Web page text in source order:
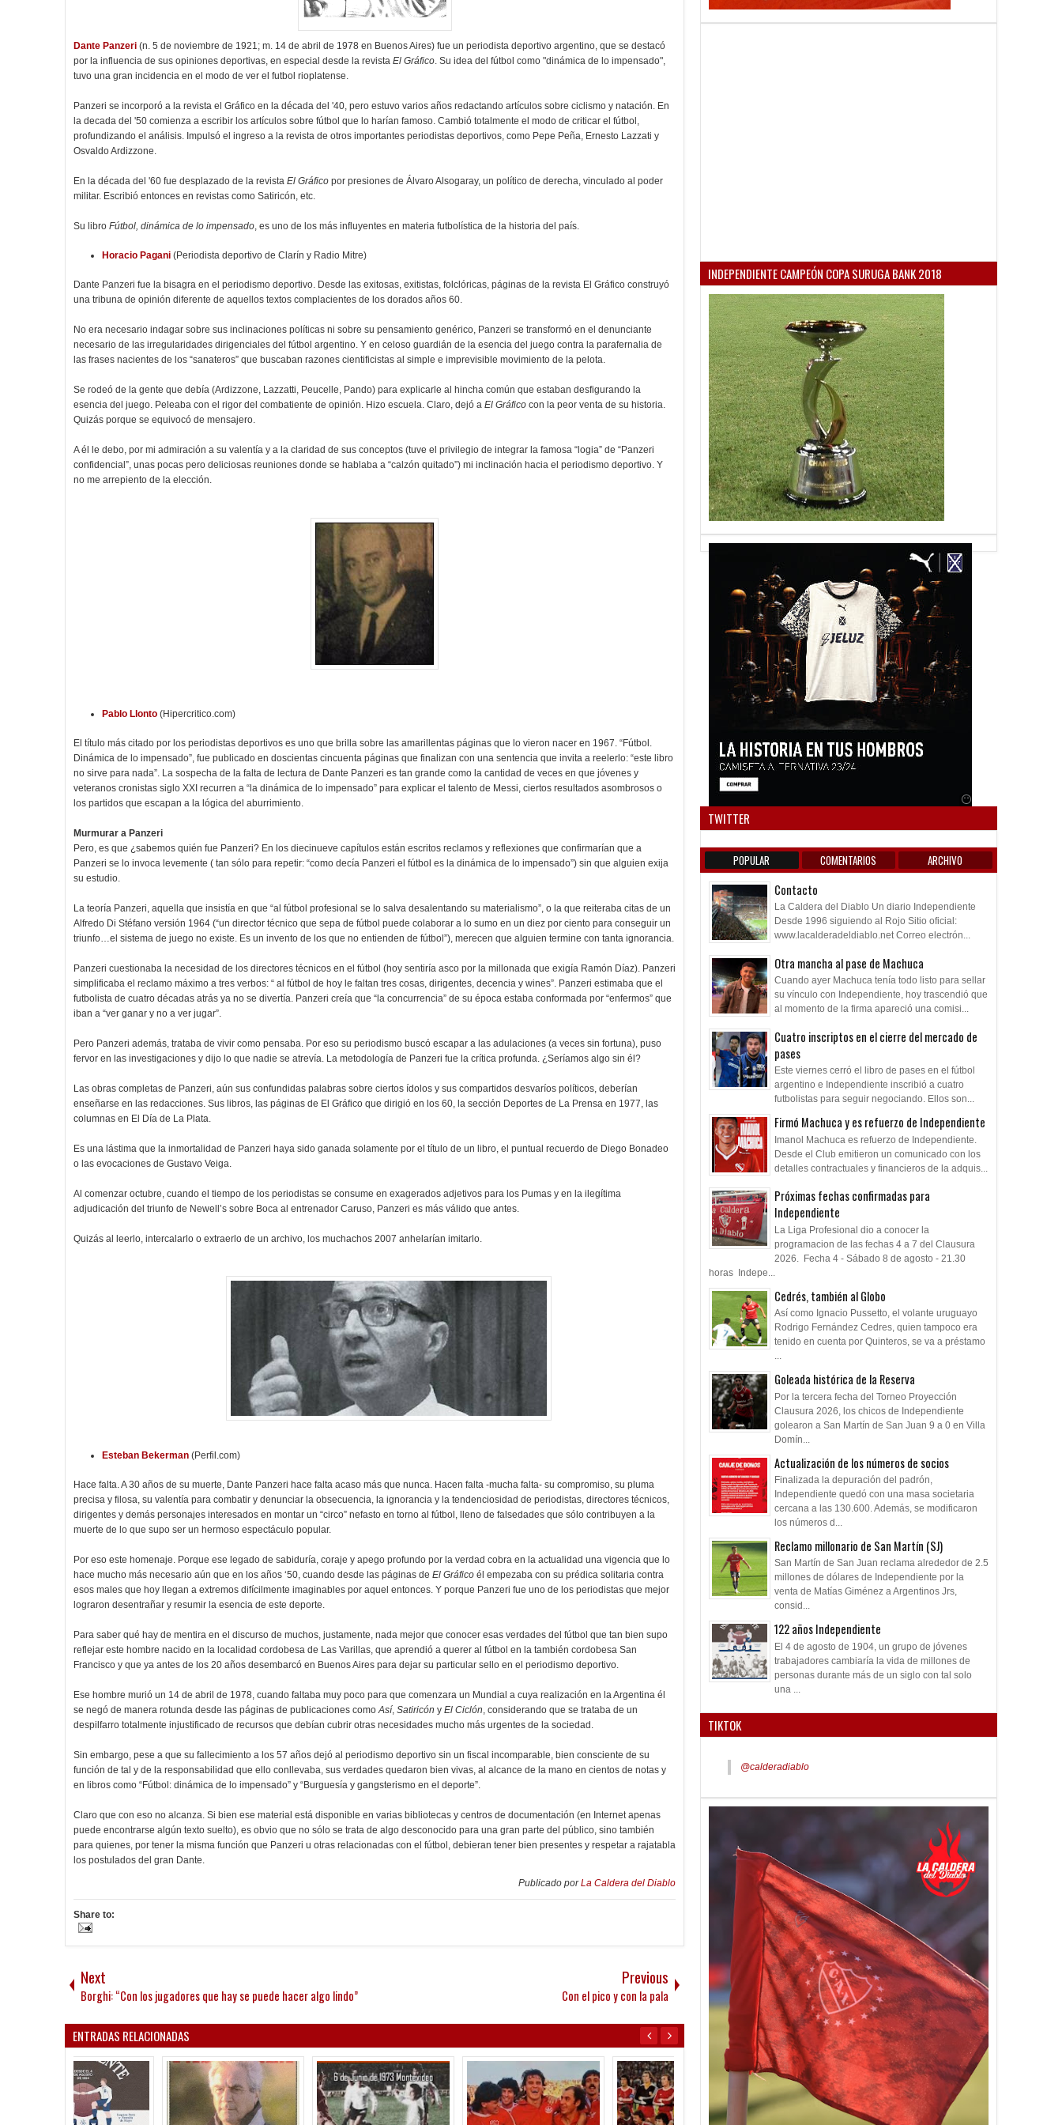
Dante Panzeri (n. 5 de noviembre de 1921; m. 14 de abril de 1978 en Buenos Aires) fue un periodista deportivo argentino, que se destacó
por la influencia de sus opiniones deportivas, en especial desde la revista El Gráfico. Su idea del fútbol como "dinámica de lo impensado",
tuvo una gran incidencia en el modo de ver el futbol rioplatense.
Panzeri se incorporó a la revista el Gráfico en la década del '40, pero estuvo varios años redactando artículos sobre ciclismo y natación. En
la decada del '50 comienza a escribir los artículos sobre fútbol que lo harían famoso. Cambió totalmente el modo de criticar el fútbol,
profundizando el análisis. Impulsó el ingreso a la revista de otros importantes periodistas deportivos, como Pepe Peña, Ernesto Lazzati y
Osvaldo Ardizzone.
En la década del '60 fue desplazado de la revista El Gráfico por presiones de Álvaro Alsogaray, un político de derecha, vinculado al poder
militar. Escribió entonces en revistas como Satiricón, etc.
Su libro Fútbol, dinámica de lo impensado, es uno de los más influyentes en materia futbolística de la historia del país.
Horacio Pagani (Periodista deportivo de Clarín y Radio Mitre)
Dante Panzeri fue la bisagra en el periodismo deportivo. Desde las exitosas, exitistas, folclóricas, páginas de la revista El Gráfico construyó
una tribuna de opinión diferente de aquellos textos complacientes de los dorados años 60.
No era necesario indagar sobre sus inclinaciones políticas ni sobre su pensamiento genérico, Panzeri se transformó en el denunciante
necesario de las irregularidades dirigenciales del fútbol argentino. Y en celoso guardián de la esencia del juego contra la parafernalia de
las frases nacientes de los “sanateros” que buscaban razones cientificistas al simple e imprevisible movimiento de la pelota.
Se rodeó de la gente que debía (Ardizzone, Lazzatti, Peucelle, Pando) para explicarle al hincha común que estaban desfigurando la
esencia del juego. Peleaba con el rigor del combatiente de opinión. Hizo escuela. Claro, dejó a El Gráfico con la peor venta de su historia.
Quizás porque se equivocó de mensajero.
A él le debo, por mi admiración a su valentía y a la claridad de sus conceptos (tuve el privilegio de integrar la famosa “logia” de “Panzeri
confidencial”, unas pocas pero deliciosas reuniones donde se hablaba a “calzón quitado”) mi inclinación hacia el periodismo deportivo. Y
no me arrepiento de la elección.
Pablo Llonto (Hipercritico.com)
El título más citado por los periodistas deportivos es uno que brilla sobre las amarillentas páginas que lo vieron nacer en 1967. “Fútbol.
Dinámica de lo impensado”, fue publicado en doscientas cincuenta páginas que finalizan con una sentencia que invita a reelerlo: “este libro
no sirve para nada”. La sospecha de la falta de lectura de Dante Panzeri es tan grande como la cantidad de veces en que jóvenes y
veteranos cronistas siglo XXI recurren a “la dinámica de lo impensado” para explicar el talento de Messi, ciertos resultados asombrosos o
los partidos que escapan a la lógica del aburrimiento.
Murmurar a Panzeri
Pero, es que ¿sabemos quién fue Panzeri? En los diecinueve capítulos están escritos reclamos y reflexiones que confirmarían que a
Panzeri se lo invoca levemente ( tan sólo para repetir: “como decía Panzeri el fútbol es la dinámica de lo impensado”) sin que alguien exija
su estudio.
La teoría Panzeri, aquella que insistía en que “al fútbol profesional se lo salva desalentando su materialismo”, o la que reiteraba citas de un
Alfredo Di Stéfano versión 1964 (“un director técnico que sepa de fútbol puede colaborar a lo sumo en un diez por ciento para conseguir un
triunfo…el sistema de juego no existe. Es un invento de los que no entienden de fútbol”), merecen que alguien termine con tanta ignorancia.
Panzeri cuestionaba la necesidad de los directores técnicos en el fútbol (hoy sentiría asco por la millonada que exigía Ramón Díaz). Panzeri
simplificaba el reclamo máximo a tres verbos: “ al fútbol de hoy le faltan tres cosas, dirigentes, decencia y wines”. Panzeri estimaba que el
futbolista de cuatro décadas atrás ya no se divertía. Panzeri creía que “la concurrencia” de su época estaba conformada por “enfermos” que
iban a “ver ganar y no a ver jugar”.
Pero Panzeri además, trataba de vivir como pensaba. Por eso su periodismo buscó escapar a las adulaciones (a veces sin fortuna), puso
fervor en las investigaciones y dijo lo que nadie se atrevía. La metodología de Panzeri fue la crítica profunda. ¿Seríamos algo sin él?
Las obras completas de Panzeri, aún sus confundidas palabras sobre ciertos ídolos y sus compartidos desvaríos políticos, deberían
enseñarse en las redacciones. Sus libros, las páginas de El Gráfico que dirigió en los 60, la sección Deportes de La Prensa en 1977, las
columnas en El Día de La Plata.
Es una lástima que la inmortalidad de Panzeri haya sido ganada solamente por el título de un libro, el puntual recuerdo de Diego Bonadeo
o las evocaciones de Gustavo Veiga.
Al comenzar octubre, cuando el tiempo de los periodistas se consume en exagerados adjetivos para los Pumas y en la ilegítima
adjudicación del triunfo de Newell’s sobre Boca al entrenador Caruso, Panzeri es más válido que antes.
Quizás al leerlo, intercalarlo o extraerlo de un archivo, los muchachos 2007 anhelarían imitarlo.
Esteban Bekerman (Perfil.com)
Hace falta. A 30 años de su muerte, Dante Panzeri hace falta acaso más que nunca. Hacen falta -mucha falta- su compromiso, su pluma
precisa y filosa, su valentía para combatir y denunciar la obsecuencia, la ignorancia y la tendenciosidad de periodistas, directores técnicos,
dirigentes y demás personajes interesados en montar un “circo” nefasto en torno al fútbol, lleno de falsedades que sólo contribuyen a la
muerte de lo que supo ser un hermoso espectáculo popular.
Por eso este homenaje. Porque ese legado de sabiduría, coraje y apego profundo por la verdad cobra en la actualidad una vigencia que lo
hace mucho más necesario aún que en los años ‘50, cuando desde las páginas de El Gráfico él empezaba con su prédica solitaria contra
esos males que hoy llegan a extremos difícilmente imaginables por aquel entonces. Y porque Panzeri fue uno de los periodistas que mejor
lograron desentrañar y resumir la esencia de este deporte.
Para saber qué hay de mentira en el discurso de muchos, justamente, nada mejor que conocer esas verdades del fútbol que tan bien supo
reflejar este hombre nacido en la localidad cordobesa de Las Varillas, que aprendió a querer al fútbol en la también cordobesa San
Francisco y que ya antes de los 20 años desembarcó en Buenos Aires para dejar su particular sello en el periodismo deportivo.
Ese hombre murió un 14 de abril de 1978, cuando faltaba muy poco para que comenzara un Mundial a cuya realización en la Argentina él
se negó de manera rotunda desde las páginas de publicaciones comoAsí, Satiricón y El Ciclón, considerando que se trataba de un
despilfarro totalmente injustificado de recursos que debían cubrir otras necesidades mucho más urgentes de la sociedad.
Sin embargo, pese a que su fallecimiento a los 57 años dejó al periodismo deportivo sin un fiscal incomparable, bien consciente de su
función de tal y de la responsabilidad que ello conllevaba, sus verdades quedaron bien vivas, al alcance de la mano en cientos de notas y
en libros como “Fútbol: dinámica de lo impensado” y “Burguesía y gangsterismo en el deporte”.
Claro que con eso no alcanza. Si bien ese material está disponible en varias bibliotecas y centros de documentación (en Internet apenas
puede encontrarse algún texto suelto), es obvio que no sólo se trata de algo desconocido para una gran parte del público, sino también
para quienes, por tener la misma función que Panzeri u otras relacionadas con el fútbol, debieran tener bien presentes y respetar a rajatabla
los postulados del gran Dante.
Publicado porLa Caldera del Diablo
Share to:
Next
Borghi: “Con los jugadores que hay se puede hacer algo lindo”
Previous
Con el pico y con la pala
ENTRADAS RELACIONADAS
INDEPENDIENTE CAMPEÓN COPA SURUGA BANK 2018
TWITTER
POPULAR COMENTARIOS ARCHIVO
Contacto
La Caldera del Diablo Un diario Independiente
Desde 1996 siguiendo al Rojo Sitio oficial:
www.lacalderadeldiablo.net Correo electrón...
Otra mancha al pase de Machuca
Cuando ayer Machuca tenía todo listo para sellar
su vínculo con Independiente, hoy trascendió que
al momento de la firma apareció una comisi...
Cuatro inscriptos en el cierre del mercado de
pases
Este viernes cerró el libro de pases en el fútbol
argentino e Independiente inscribió a cuatro
futbolistas para seguir negociando. Ellos son...
Firmó Machuca y es refuerzo de Independiente
Imanol Machuca es refuerzo de Independiente.
Desde el Club emitieron un comunicado con los
detalles contractuales y financieros de la adquis...
Próximas fechas confirmadas para
Independiente
La Liga Profesional dio a conocer la
programacion de las fechas 4 a 7 del Clausura
2026. Fecha 4 - Sábado 8 de agosto - 21.30
horas Indepe...
Cedrés, también al Globo
Así como Ignacio Pussetto, el volante uruguayo
Rodrigo Fernández Cedres, quien tampoco era
tenido en cuenta por Quinteros, se va a préstamo
...
Goleada histórica de la Reserva
Por la tercera fecha del Torneo Proyección
Clausura 2026, los chicos de Independiente
golearon a San Martín de San Juan 9 a 0 en Villa
Domín...
Actualización de los números de socios
Finalizada la depuración del padrón,
Independiente quedó con una masa societaria
cercana a las 130.600. Además, se modificaron
los números d...
Reclamo millonario de San Martín (SJ)
San Martín de San Juan reclama alrededor de 2.5
millones de dólares de Independiente por la
venta de Matías Giménez a Argentinos Jrs,
consid...
122 años Independiente
El 4 de agosto de 1904, un grupo de jóvenes
trabajadores cambiaría la vida de millones de
personas durante más de un siglo con tal solo
una ...
TIKTOK
@calderadiablo